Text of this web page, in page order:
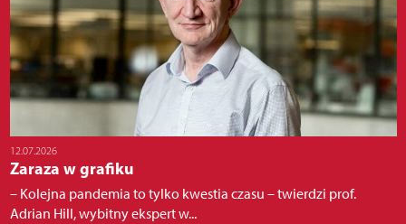
12.07.2026
Zaraza w grafiku
– Kolejna pandemia to tylko kwestia czasu – twierdzi prof.
Adrian Hill, wybitny ekspert w...